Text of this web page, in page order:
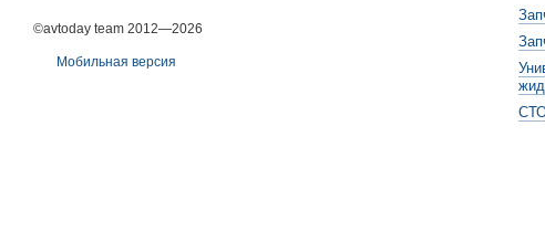
©avtoday team 2012—2026
Мобильная версия